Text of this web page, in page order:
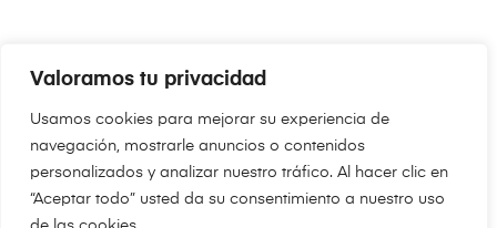
Valoramos tu privacidad
Usamos cookies para mejorar su experiencia de
navegación, mostrarle anuncios o contenidos
personalizados y analizar nuestro tráfico. Al hacer clic en
“Aceptar todo” usted da su consentimiento a nuestro uso
reservados.